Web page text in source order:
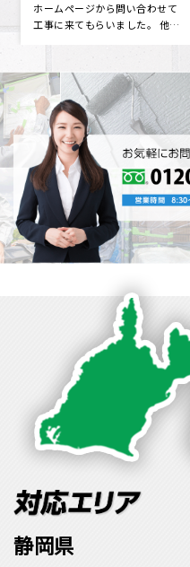
ーム工事
ご近所さんの紹介でセブンホー
ムさんにお願いしました。 少し
静岡県